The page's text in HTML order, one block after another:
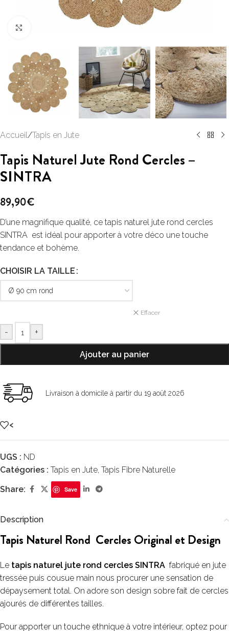
Accueil/Tapis en Jute
Tapis Naturel Jute Rond Cercles –
SINTRA
89,90€
D’une magnifique qualité, ce tapis naturel jute rond cercles
SINTRA est idéal pour apporter à votre déco une touche
tendance et bohème.
CHOISIR LA TAILLE
Effacer
- +
Ajouter au panier
Livraison à domicile à partir du 19 août 2026
<
UGS : ND
Catégories : Tapis en Jute, Tapis Fibre Naturelle
Share: Save
Description
Tapis Naturel Rond Cercles Original et Design
Le tapis naturel jute rond cercles SINTRA fabriqué en jute
tressée puis cousue main nous procurer une sensation de
dépaysement total. On adore son design sobre fait de cercles
ajourés de différentes tailles.
Pour apporter un touche ethnique à votre intérieur, optez pour